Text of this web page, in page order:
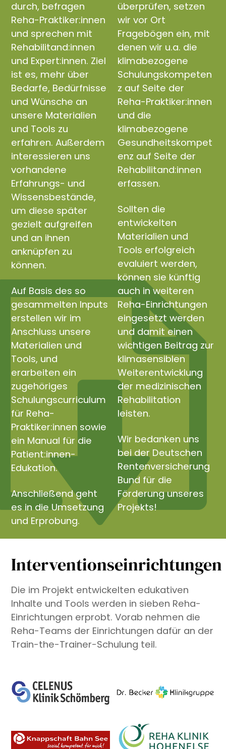
durch, befragen
Reha-Praktiker:innen
und sprechen mit
Rehabilitand:innen
und Expert:innen. Ziel
ist es, mehr über
Bedarfe, Bedürfnisse
und Wünsche an
unsere Materialien
und Tools zu
erfahren. Außerdem
interessieren uns
vorhandene
Erfahrungs- und
Wissensbestände,
um diese später
gezielt aufgreifen
und an ihnen
anknüpfen zu
können.
Auf Basis des so
gesammelten Inputs
erstellen wir im
Anschluss unsere
Materialien und
Tools, und
erarbeiten ein
zugehöriges
Schulungscurriculum
für Reha-
Praktiker:innen sowie
ein Manual für die
Patient:innen-
Edukation.
Anschließend geht
es in die Umsetzung
und Erprobung.
überprüfen, setzen
wir vor Ort
Fragebögen ein, mit
denen wir u.a. die
klimabezogene
Schulungskompeten
z auf Seite der
Reha-Praktiker:innen
und die
klimabezogene
Gesundheitskompet
enz auf Seite der
Rehabilitand:innen
erfassen.
Sollten die
entwickelten
Materialien und
Tools erfolgreich
evaluiert werden,
können sie künftig
auch in weiteren
Reha-Einrichtungen
eingesetzt werden
und damit einen
wichtigen Beitrag zur
klimasensiblen
Weiterentwicklung
der medizinischen
Rehabilitation
leisten.
Wir bedanken uns
bei der Deutschen
Rentenversicherung
Bund für die
Förderung unseres
Projekts!
Interventionseinrichtungen
Die im Projekt entwickelten edukativen
Inhalte und Tools werden in sieben Reha-
Einrichtungen erprobt. Vorab nehmen die
Reha-Teams der Einrichtungen dafür an der
Train-the-Trainer-Schulung teil.